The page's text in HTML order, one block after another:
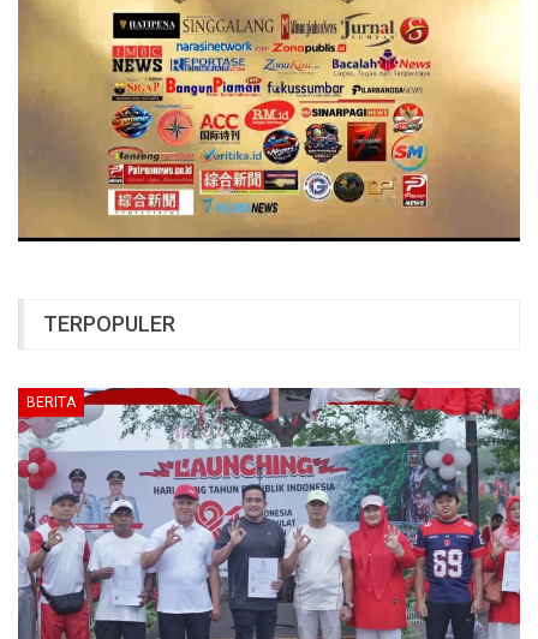
TERPOPULER
BERITA